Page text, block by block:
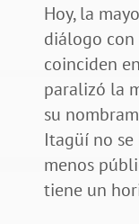
Hoy, la
diálogo con
coinciden
paralizó la
su
Itagüí no se
menos
tiene un